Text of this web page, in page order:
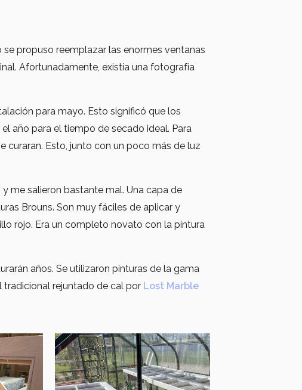
propuso reemplazar las enormes ventanas
Afortunadamente, existía una fotografía
para mayo. Esto significó que los
año para el tiempo de secado ideal. Para
curaran. Esto, junto con un poco más de luz
me salieron bastante mal. Una capa de
Brouns. Son muy fáciles de aplicar y
rojo. Era un completo novato con la pintura
años. Se utilizaron pinturas de la gama
tradicional rejuntado de cal por Lost Marble